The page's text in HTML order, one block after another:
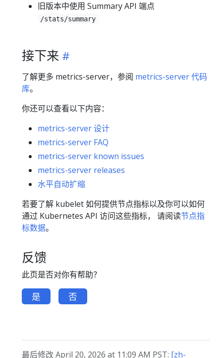
旧版本中使用 Summary API 端点
/stats/summary
接下来
了解更多 metrics-server，参阅 metrics-server 代码
库。
你还可以查看以下内容：
metrics-server 设计
metrics-server FAQ
metrics-server known issues
metrics-server releases
水平自动扩缩
若要了解 kubelet 如何提供节点指标以及你可以如何
通过 Kubernetes API 访问这些指标， 请阅读节点指
标数据。
反馈
此页是否对你有帮助？
是 否
最后修改 April 20, 2026 at 11:09 AM PST: [zh-